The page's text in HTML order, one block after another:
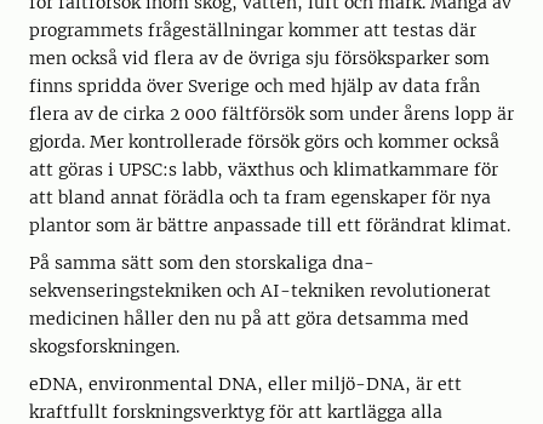
programmets frågeställningar kommer att testas där
men också vid flera av de övriga sju försöksparker som
finns spridda över Sverige och med hjälp av data från
flera av de cirka 2 000 fältförsök som under årens lopp är
gjorda. Mer kontrollerade försök görs och kommer också
att göras i UPSC:s labb, växthus och klimatkammare för
att bland annat förädla och ta fram egenskaper för nya
plantor som är bättre anpassade till ett förändrat klimat.
På samma sätt som den storskaliga dna-
sekvenseringstekniken och AI-tekniken revolutionerat
medicinen håller den nu på att göra detsamma med
skogsforskningen.
eDNA, environmental DNA, eller miljö-DNA, är ett
kraftfullt forskningsverktyg för att kartlägga alla